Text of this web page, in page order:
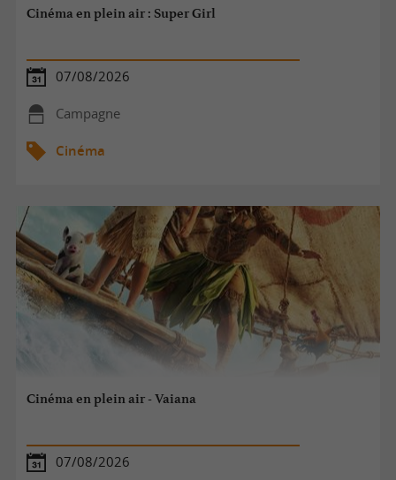
Cinéma en plein air : Super Girl
07/08/2026
Campagne
Cinéma
Cinéma en plein air - Vaiana
07/08/2026